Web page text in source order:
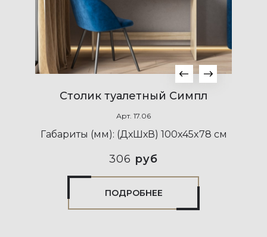
Столик туалетный Симпл
Арт. 17.06
Габариты (мм): (ДхШхВ) 100x45x78 см
306 руб
ПОДРОБНЕЕ